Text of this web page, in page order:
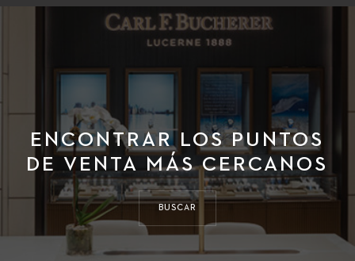
ENCONTRAR LOS PUNTOS
DE VENTA MÁS CERCANOS
BUSCAR